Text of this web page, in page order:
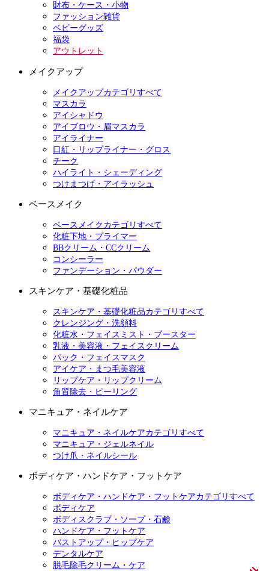
財布・ケース・小物
ファッション雑貨
ベビーグッズ
福袋
アウトレット
メイクアップ
メイクアップカテゴリすべて
マスカラ
アイシャドウ
アイブロウ・眉マスカラ
アイライナー
口紅・リップライナー・グロス
チーク
ハイライト・シェーディング
つけまつげ・アイラッシュ
ベースメイク
ベースメイクカテゴリすべて
化粧下地・プライマー
BBクリーム・CCクリーム
コンシーラー
ファンデーション・パウダー
スキンケア・基礎化粧品
スキンケア・基礎化粧品カテゴリすべて
クレンジング・洗顔料
化粧水・フェイスミスト・ブースター
乳液・美容液・フェイスクリーム
パック・フェイスマスク
アイケア・まつ毛美容液
リップケア・リップクリーム
角質除去・ピーリング
マニキュア・ネイルケア
マニキュア・ネイルケアカテゴリすべて
マニキュア・ジェルネイル
つけ爪・ネイルシール
ボディケア・ハンドケア・フットケア
ボディケア・ハンドケア・フットケアカテゴリすべて
ボディケア
ボディスクラブ・ソープ・石鹸
ハンドケア・フットケア
バストアップ・ヒップケア
デンタルケア
脱毛除毛クリーム・ケア